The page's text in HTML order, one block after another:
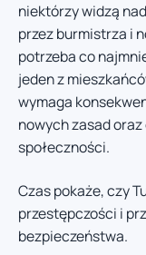
niektórzy widzą
przez burmistrza i
potrzeba co
jeden z
wymaga
nowych zasad
społeczności.
Czas pokaże, czy
przestępczości i
bezpieczeństwa.